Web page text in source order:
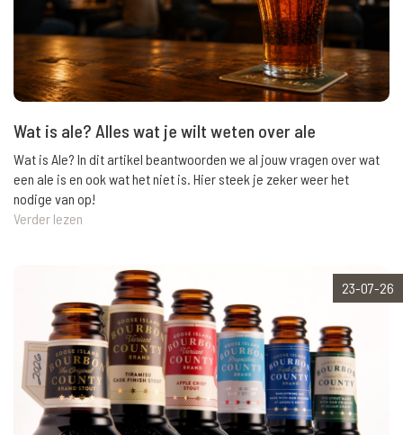
Wat is ale? Alles wat je wilt weten over ale
Wat is Ale? In dit artikel beantwoorden we al jouw vragen over wat
een ale is en ook wat het niet is. Hier steek je zeker weer het
nodige van op!
Verder lezen
23-07-26